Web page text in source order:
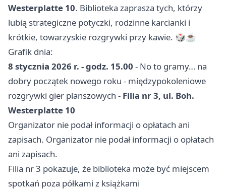
Westerplatte 10. Biblioteka zaprasza tych, którzy
lubią strategiczne potyczki, rodzinne karcianki i
krótkie, towarzyskie rozgrywki przy kawie. 🎲☕️
Grafik dnia:
8 stycznia 2026 r. - godz. 15.00 - No to gramy… na
dobry początek nowego roku - międzypokoleniowe
rozgrywki gier planszowych - Filia nr 3, ul. Boh.
Westerplatte 10
Organizator nie podał informacji o opłatach ani
zapisach. Organizator nie podał informacji o opłatach
ani zapisach.
Filia nr 3 pokazuje, że biblioteka może być miejscem
spotkań poza półkami z książkami